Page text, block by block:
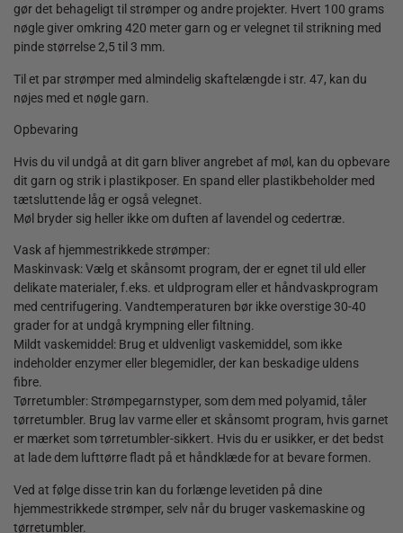
gør det behageligt til strømper og andre projekter. Hvert 100 grams
nøgle giver omkring 420 meter garn og er velegnet til strikning med
pinde størrelse 2,5 til 3 mm​.
Til et par strømper med almindelig skaftelængde i str. 47, kan du
nøjes med et nøgle garn.
Opbevaring
Hvis du vil undgå at dit garn bliver angrebet af møl, kan du opbevare
dit garn og strik i plastikposer. En spand eller plastikbeholder med
tætsluttende låg er også velegnet.
Møl bryder sig heller ikke om duften af lavendel og cedertræ.
Vask af hjemmestrikkede strømper:
Maskinvask: Vælg et skånsomt program, der er egnet til uld eller
delikate materialer, f.eks. et uldprogram eller et håndvaskprogram
med centrifugering. Vandtemperaturen bør ikke overstige 30-40
grader for at undgå krympning eller filtning.
Mildt vaskemiddel: Brug et uldvenligt vaskemiddel, som ikke
indeholder enzymer eller blegemidler, der kan beskadige uldens
fibre.
Tørretumbler: Strømpegarnstyper, som dem med polyamid, tåler
tørretumbler. Brug lav varme eller et skånsomt program, hvis garnet
er mærket som tørretumbler-sikkert. Hvis du er usikker, er det bedst
at lade dem lufttørre fladt på et håndklæde for at bevare formen.
Ved at følge disse trin kan du forlænge levetiden på dine
hjemmestrikkede strømper, selv når du bruger vaskemaskine og
tørretumbler.